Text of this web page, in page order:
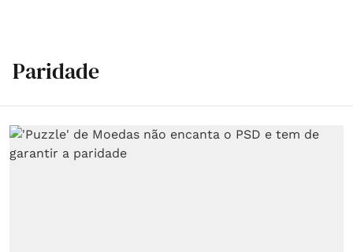
Paridade